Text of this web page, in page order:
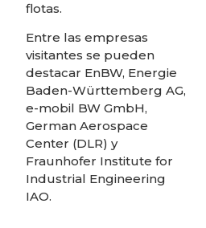
flotas.
Entre las empresas
visitantes se pueden
destacar EnBW, Energie
Baden-Württemberg AG,
e-mobil BW GmbH,
German Aerospace
Center (DLR) y
Fraunhofer Institute for
Industrial Engineering
IAO.